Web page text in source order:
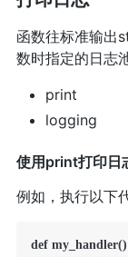
函数往标准输出
数时指定的日志
print
logging
使用print打印日
例如，执行以下
def